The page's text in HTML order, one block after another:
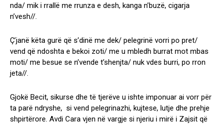
nda/ mik i rrallë me rrunza e desh, kanga n’buzë, cigarja
n’vesh//.
Ç’janë këta gurë që s’dinë me dek/ pelegrinë vorri po pret/
vend që ndoshta e bekoi zoti/ me u mbledh burrat mot mbas
moti/ me besue se n’vende t’shenjta/ nuk vdes burri, po rron
jeta//.
Gjokë Becit, sikurse dhe të tjerëve u ishte imponuar ai vorr për
ta parë ndryshe, si vend pelegrinazhi, kujtese, lutje dhe prehje
shpirtërore. Avdi Cara vjen në vargje si njeriu i mirë i Zajsit që